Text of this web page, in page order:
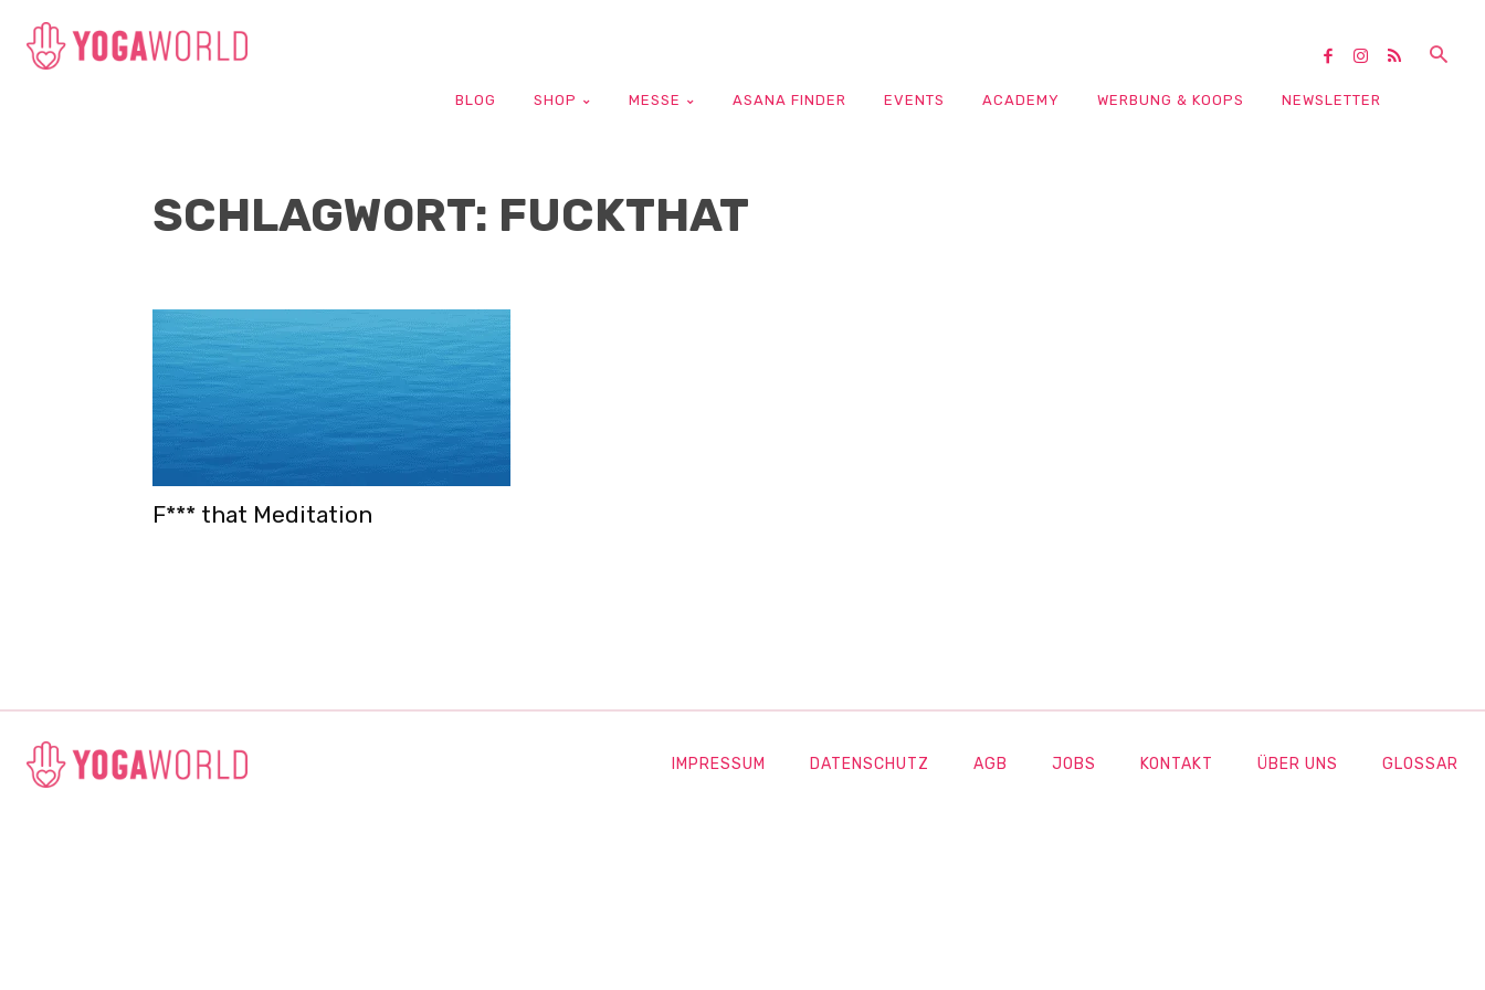
BLOG SHOP MESSE ASANA FINDER EVENTS ACADEMY WERBUNG & KOOPS NEWSLETTER
SCHLAGWORT: FUCKTHAT
F*** that Meditation
IMPRESSUM DATENSCHUTZ AGB JOBS KONTAKT ÜBER UNS GLOSSAR